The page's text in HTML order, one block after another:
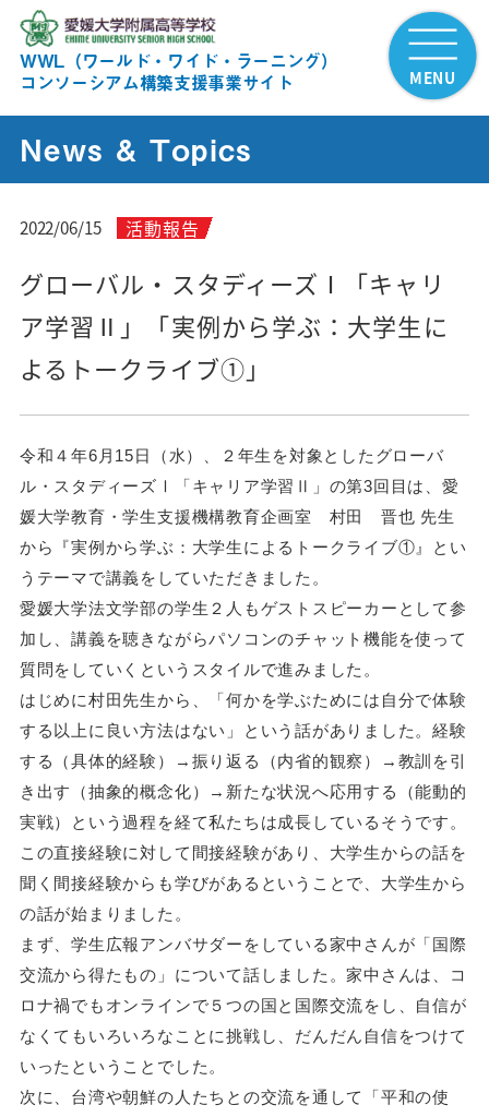
WWL（ワールド・ワイド・ラーニング）
コンソーシアム構築支援事業サイト
MENU
News & Topics
2022/06/15 活動報告
グローバル・スタディーズⅠ「キャリ
ア学習Ⅱ」「実例から学ぶ：大学生に
よるトークライブ①」
令和４年6月15日（水）、
２年生を対象としたグローバ
ル・スタディーズⅠ「キャリア学習Ⅱ」の第3回目は、 愛
媛大学教育・学生支援機構教育企画室 村田 晋也 先生
から
『実例から学ぶ：大学生によるトークライブ①』とい
うテーマで講義をしていただきました。
愛媛大学法文学部の学生２人もゲストスピーカーとして参
加し、講義を聴きながらパソコンのチャット機能を使って
質問をしていくというスタイルで進みました。
はじめに村田先生から、「何かを学ぶためには自分で体験
する以上に良い方法はない」という話がありました。経験
する（具体的経験）→振り返る（内省的観察）→教訓を引
き出す（抽象的概念化）→新たな状況へ応用する（能動的
実戦）という過程を経て私たちは成長しているそうです。
この直接経験に対して間接経験があり、大学生からの話を
聞く間接経験からも学びがあるということで、大学生から
の話が始まりました。
まず、学生広報アンバサダーをしている家中さんが「国際
交流から得たもの」について話しました。家中さんは、コ
ロナ禍でもオンラインで５つの国と国際交流をし、自信が
なくてもいろいろなことに挑戦し、だんだん自信をつけて
いったということでした。
次に、台湾や朝鮮の人たちとの交流を通して「平和の使